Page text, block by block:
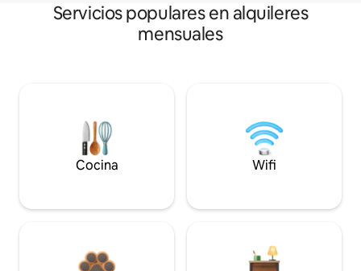
Servicios populares en alquileres
mensuales
Cocina Wifi